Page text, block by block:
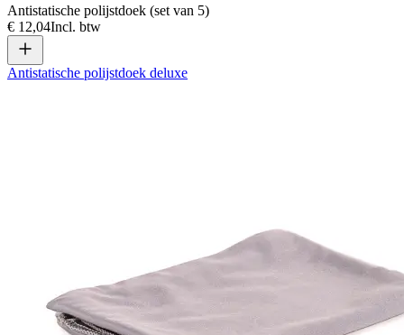
Antistatische polijstdoek (set van 5)
€ 12,04Incl. btw
Antistatische polijstdoek deluxe